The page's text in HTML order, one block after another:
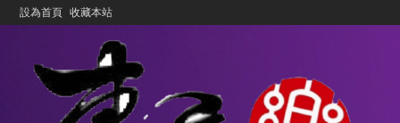
設為首頁 收藏本站